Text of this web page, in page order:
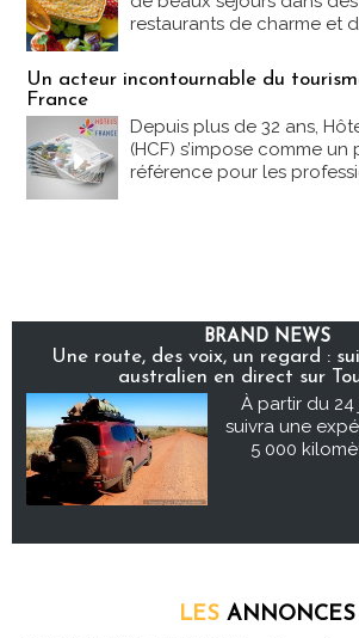
restaurants de charme et
Un acteur incontournable du
France
Depuis plus de 32 ans,
(HCF) s’impose comme
référence pour les
BRAND NEWS
Une route, des voix, un regard :
australien en direct sur
À partir du 24
suivra une
5 000
LES ANNONCES